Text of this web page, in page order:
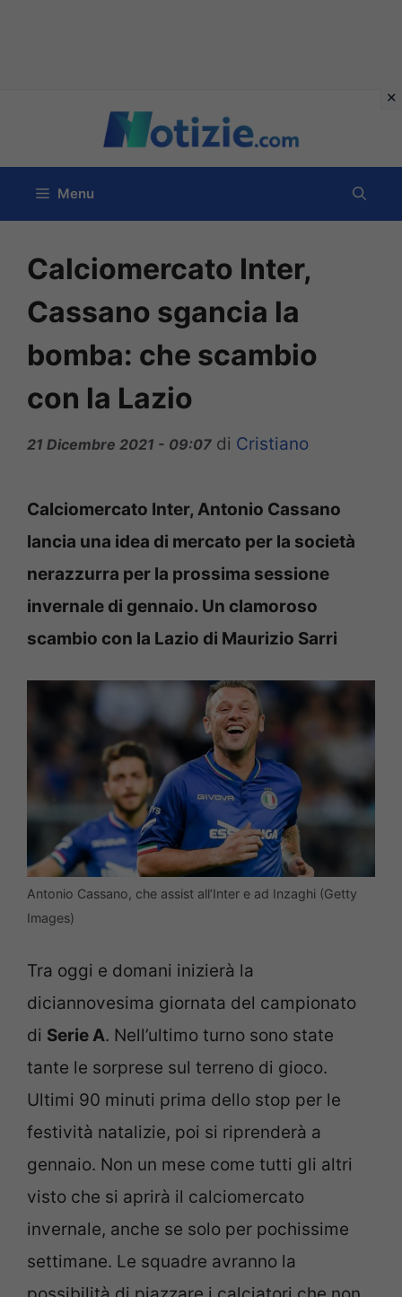
contenuto
Menu
Calciomercato Inter,
Cassano sgancia la
bomba: che scambio
con la Lazio
21 Dicembre 2021 - 09:07 di Cristiano
Calciomercato Inter, Antonio Cassano
lancia una idea di mercato per la società
nerazzurra per la prossima sessione
invernale di gennaio. Un clamoroso
scambio con la Lazio di Maurizio Sarri
Antonio Cassano, che assist all’Inter e ad Inzaghi (Getty
Images)
Tra oggi e domani inizierà la
diciannovesima giornata del campionato
di Serie A. Nell’ultimo turno sono state
tante le sorprese sul terreno di gioco.
Ultimi 90 minuti prima dello stop per le
festività natalizie, poi si riprenderà a
gennaio. Non un mese come tutti gli altri
visto che si aprirà il calciomercato
invernale, anche se solo per pochissime
settimane. Le squadre avranno la